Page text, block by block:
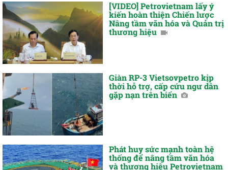
[VIDEO] Petrovietnam lấy ý
kiến hoàn thiện Chiến lược
Nâng tầm văn hóa và Quản trị
thương hiệu
Giàn RP-3 Vietsovpetro kịp
thời hỗ trợ, cấp cứu ngư dân
gặp nạn trên biển
Phát huy sức mạnh toàn hệ
thống để nâng tầm văn hóa
và thương hiệu Petrovietnam